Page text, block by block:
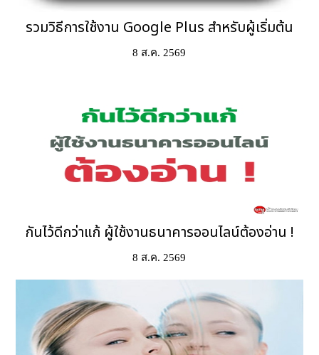
รวมวิธีการใช้งาน Google Plus สำหรับผู้เริ่มต้น
8 ส.ค. 2569
กันไว้ดีกว่าแก้ ผู้ใช้งานธนาคารออนไลน์ต้องอ่าน !
8 ส.ค. 2569